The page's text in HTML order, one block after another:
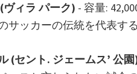
ィラ パーク) - 容量:
サッカーの伝統を代表す
(セント. ジェームス’ 公園